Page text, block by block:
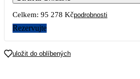
12
38 869
19
40 739
20
50 859
Celkem: 95 278 Kčpodrobnosti
Rezervujte
uložit do oblíbených